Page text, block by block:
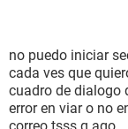
no puedo iniciar
cada ves que
cuadro de dialogo
error en viar o no